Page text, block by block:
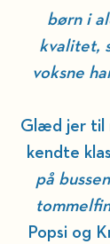
børn i
kvalitet,
voksne
Glæd jer til
kendte
på bussen
Popsi og